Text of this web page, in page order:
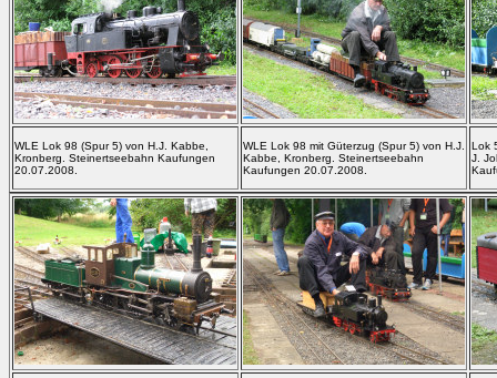
WLE Lok 98 (Spur 5) von H.J. Kabbe,
Kronberg. Steinertseebahn Kaufungen
20.07.2008.
WLE Lok 98 mit Güterzug (Spur 5) von H.J.
Kabbe, Kronberg. Steinertseebahn
Kaufungen 20.07.2008.
Lok
J.